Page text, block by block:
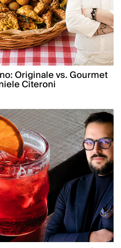
Originale vs. Gourmet
Citeroni